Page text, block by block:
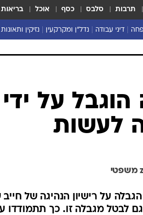
תרבות סלבס כסף אוכל בריאות
דיני עבודה נדל"ן ומקרקעין נזיקין ותאונות
הוגבל על
לעשות
על רישיון הנהיגה של
לבטל מגבלה זו. כך תתמודדו